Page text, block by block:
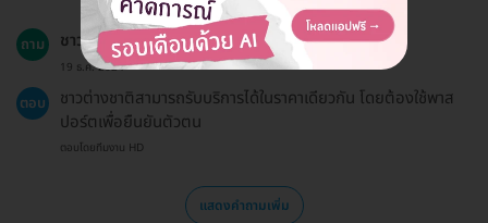
ถาม ชาวต่างชาติสามารถใช้บริการได้ไหม?
19 ธ.ค. 2024
ตอบ
ชาวต่างชาติสามารถรับบริการได้ในราคาเดียวกัน โดยต้องใช้พาส
ปอร์ตเพื่อยืนยันตัวตน
ตอบโดยทีมงาน HD
แสดงคำถามเพิ่ม